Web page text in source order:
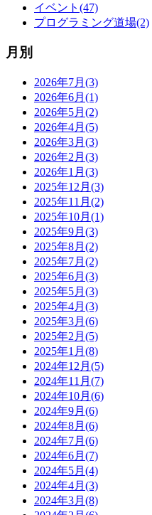
イベント(47)
プログラミング道場(2)
月別
2026年7月(3)
2026年6月(1)
2026年5月(2)
2026年4月(5)
2026年3月(3)
2026年2月(3)
2026年1月(3)
2025年12月(3)
2025年11月(2)
2025年10月(1)
2025年9月(3)
2025年8月(2)
2025年7月(2)
2025年6月(3)
2025年5月(3)
2025年4月(3)
2025年3月(6)
2025年2月(5)
2025年1月(8)
2024年12月(5)
2024年11月(7)
2024年10月(6)
2024年9月(6)
2024年8月(6)
2024年7月(6)
2024年6月(7)
2024年5月(4)
2024年4月(3)
2024年3月(8)